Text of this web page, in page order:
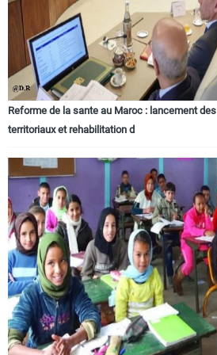
Reforme de la sante au Maroc : lancement
territoriaux et rehabilitation d